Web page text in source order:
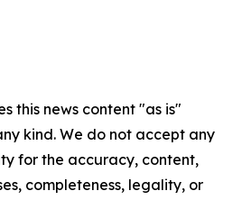
this news content "as is"
kind. We do not accept any
for the accuracy, content,
completeness, legality, or